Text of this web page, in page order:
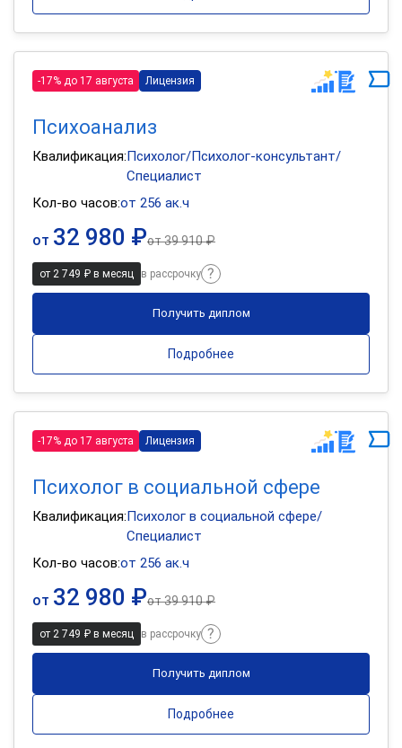
-17% до 17 августа Лицензия
Психоанализ
Квалификация:Психолог/Психолог-консультант/
Специалист
Кол-во часов:от 256 ак.ч
от 32 980 ₽от39 910 ₽
от 2 749 ₽ в месяц в рассрочку
Получить диплом
Подробнее
-17% до 17 августа Лицензия
Психолог в социальной сфере
Квалификация:Психолог в социальной сфере/
Специалист
Кол-во часов:от 256 ак.ч
от 32 980 ₽от39 910 ₽
от 2 749 ₽ в месяц в рассрочку
Получить диплом
Подробнее